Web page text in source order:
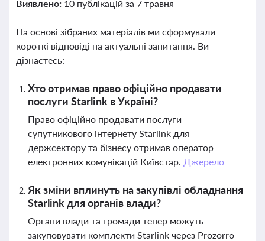
Виявлено: 10 публікацій за 7 травня
На основі зібраних матеріалів ми сформували
короткі відповіді на актуальні запитання. Ви
дізнаєтесь:
Хто отримав право офіційно продавати
послуги Starlink в Україні?
Право офіційно продавати послуги
супутникового інтернету Starlink для
держсектору та бізнесу отримав оператор
електронних комунікацій Київстар. Джерело
Як зміни вплинуть на закупівлі обладнання
Starlink для органів влади?
Органи влади та громади тепер можуть
закуповувати комплекти Starlink через Prozorro